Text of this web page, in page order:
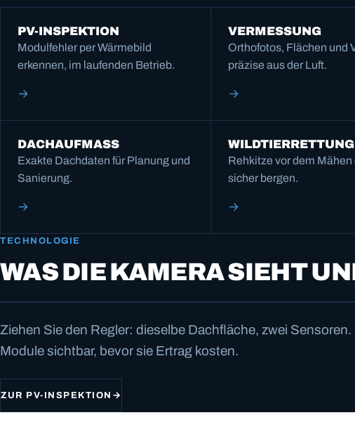
PV-INSPEKTION
Modulfehler per Wärmebild
erkennen, im laufenden Betrieb.
→
VERMESSUNG
Orthofotos, Flächen und
präzise aus der Luft.
→
DACHAUFMASS
Exakte Dachdaten für Planung und
Sanierung.
→
WILDTIER­RETTUNG
Rehkitze vor dem Mähen
sicher bergen.
→
TECHNOLOGIE
WAS DIE KAMERA SIEHT
KAMERA
Ziehen Sie den Regler: dieselbe Dachfläche, zwei
Module sichtbar, bevor sie Ertrag kosten.
ZUR PV-INSPEKTION →